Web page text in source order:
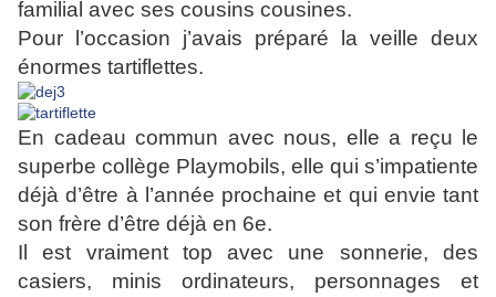
familial avec ses cousins cousines.
Pour l’occasion j’avais préparé la veille deux
énormes tartiflettes.
En cadeau commun avec nous, elle a reçu le
superbe collège Playmobils, elle qui s’impatiente
déjà d’être à l’année prochaine et qui envie tant
son frère d’être déjà en 6e.
Il est vraiment top avec une sonnerie, des
casiers, minis ordinateurs, personnages et